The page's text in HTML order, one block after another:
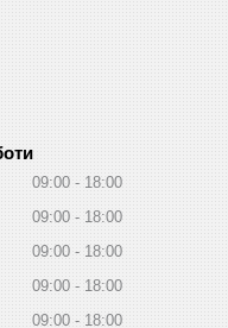
09:00
18:00
09:00
18:00
09:00
18:00
09:00
18:00
09:00 18:00